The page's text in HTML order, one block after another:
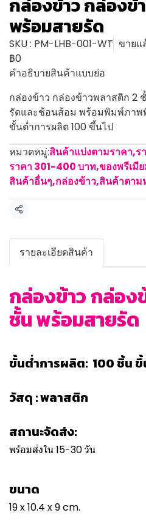
พร้อมสายรัด
SKU : PM-LHB-001-WT ขายแ
฿0
คำอธิบายสินค้าแบบย่อ
กล่องข้าว กล่องข้าวพลาสติก 2
รัดและช้อนส้อม พร้อมพิมพ์ภาพ
ขั้นต่ำการผลิต 100 ขึ้นไป
หมวดหมู่:สินค้าแบ่งตามราคา,ร
ราคา 301-400 บาท,ของพรีเมี
สินค้าอื่นๆ,กล่องข้าว,สินค้าตาม
แชร์
รายละเอียดสินค้า
กล่องข้าว กล่อง
ชั้น พร้อมสายรัด
ขั้นต่ำการผลิต: 100 ชิ้น ขึ้
วัสดุ : พลาสติก
สถานะจัดส่ง:
พร้อมส่งใน 15-30 วัน
ขนาด
19 x 10.4 x 9 cm.